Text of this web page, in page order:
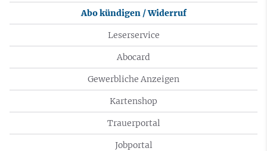
Abo kündigen / Widerruf
Leserservice
Abocard
Gewerbliche Anzeigen
Kartenshop
Trauerportal
Jobportal